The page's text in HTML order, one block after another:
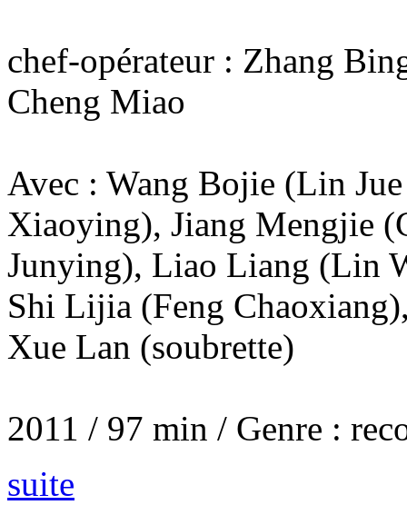
chef-opérateur : Zhang
Cheng Miao
Avec : Wang Bojie (Lin
Xiaoying), Jiang Mengjie
Junying), Liao Liang (Lin
Shi Lijia (Feng
Xue Lan (soubrette)
2011 / 97 min / Genre :
suite